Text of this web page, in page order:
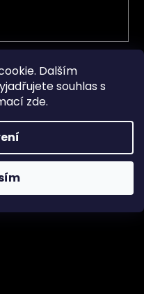
Dalším
souhlas s
zde.